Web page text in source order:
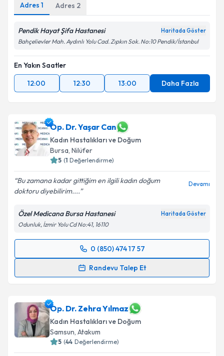
Adres 1 Adres 2
Pendik Hayat Şifa Hastanesi Haritada Göster
Bahçelievler Mah. Aydınlı Yolu Cad. Zıpkın Sok. No:10 Pendik/İstanbul
En Yakın Saatler
12:00
12:30 13:00 Daha Fazla
Op. Dr. Yaşar Can
Kadın Hastalıkları ve Doğum
Bursa, Nilüfer
5 (1 Değerlendirme)
Bu zamana kadar gittiğim en ilgili kadın doğum
doktoru diyebilirim....
Devamı
Özel Medicana Bursa Hastanesi Haritada Göster
Odunluk, İzmir Yolu Cd No:41, 16110
0 (850) 474 17 57
Randevu Talep Et
Randevu Takvimi Talebi
takvim hazırlandığında e-posta ile bilgilendireceğiz.
E-posta Adresiniz
Op. Dr. Zehra Yılmaz
Kadın Hastalıkları ve Doğum
Samsun, Atakum
5 (44 Değerlendirme)